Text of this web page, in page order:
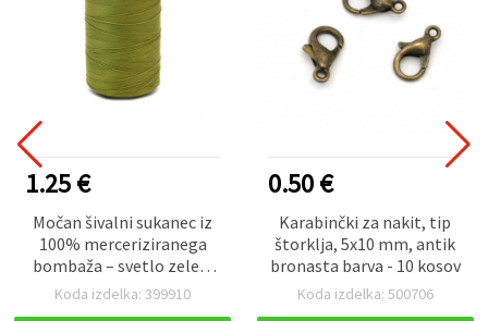
1.25 €
Močan šivalni sukanec iz
100% merceriziranega
bombaža – svetlo zelen,
20 Tex x 2, tuljava 1000 m
Koda izdelka: 399910
0.50 €
Karabinčki za nakit, tip
štorklja, 5x10 mm, antik
bronasta barva - 10 kosov
Koda izdelka: 500706